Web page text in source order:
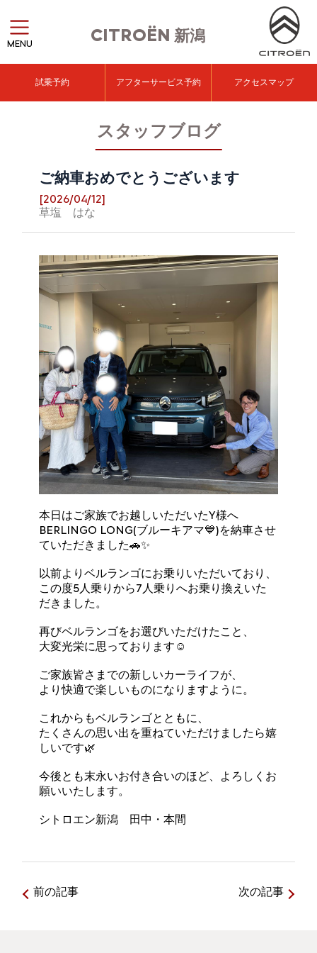
CITROËN 新潟
MENU
試乗予約 アフターサービス予約 アクセスマップ
スタッフブログ
ご納車おめでとうございます
[2026/04/12]
草塩 はな
本日はご家族でお越しいただいたY様へ
BERLINGO LONG(ブルーキアマ💙)を納車させ
ていただきました🚗✨
以前よりベルランゴにお乗りいただいており、
この度5人乗りから7人乗りへお乗り換えいた
だきました。
再びベルランゴをお選びいただけたこと、
大変光栄に思っております☺️
ご家族皆さまでの新しいカーライフが、
より快適で楽しいものになりますように。
これからもベルランゴとともに、
たくさんの思い出を重ねていただけましたら嬉
しいです🌿
今後とも末永いお付き合いのほど、よろしくお
願いいたします。
シトロエン新潟 田中・本間
前の記事 次の記事